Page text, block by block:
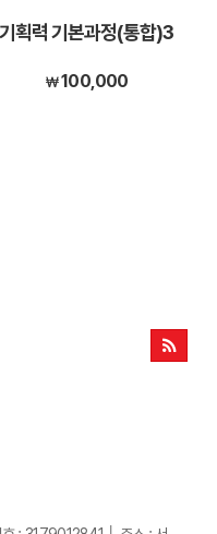
기획력 기본과정(통합)3
100,000